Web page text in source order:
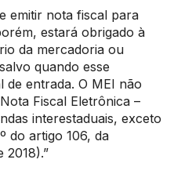
emitir nota fiscal para
estará obrigado à
da mercadoria ou
quando esse
de entrada. O MEI não
Fiscal Eletrônica –
interestaduais, exceto
do artigo 106, da
2018).”